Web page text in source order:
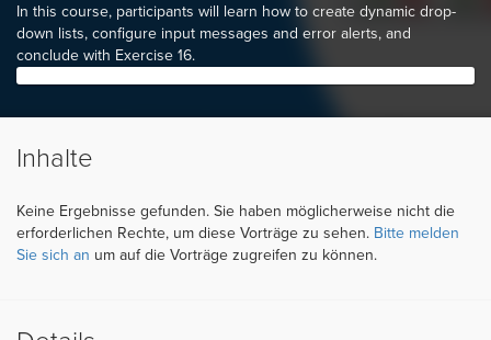
In this course, participants will learn how to create dynamic drop-
down lists, configure input messages and error alerts, and
conclude with Exercise 16.
Inhalte
Keine Ergebnisse gefunden. Sie haben möglicherweise nicht die
erforderlichen Rechte, um diese Vorträge zu sehen. Bitte melden
Sie sich an um auf die Vorträge zugreifen zu können.